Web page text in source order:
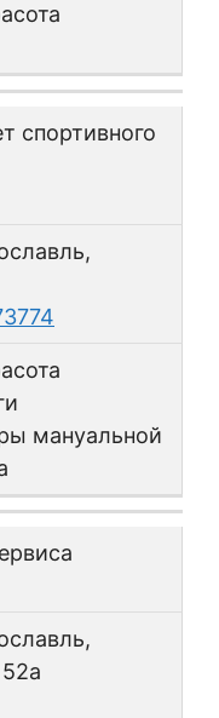
спортивного
мануальной